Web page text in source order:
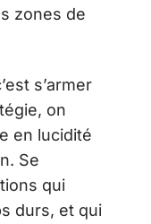
zones de
s’armer
on
en lucidité
Se
qui
durs, et qui